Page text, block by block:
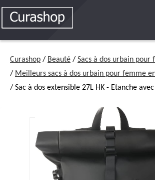
Curashop / Beauté / Sacs à dos urbain pour
/ Meilleurs sacs à dos urbain pour femme
/ Sac à dos extensible 27L HK - Etanche